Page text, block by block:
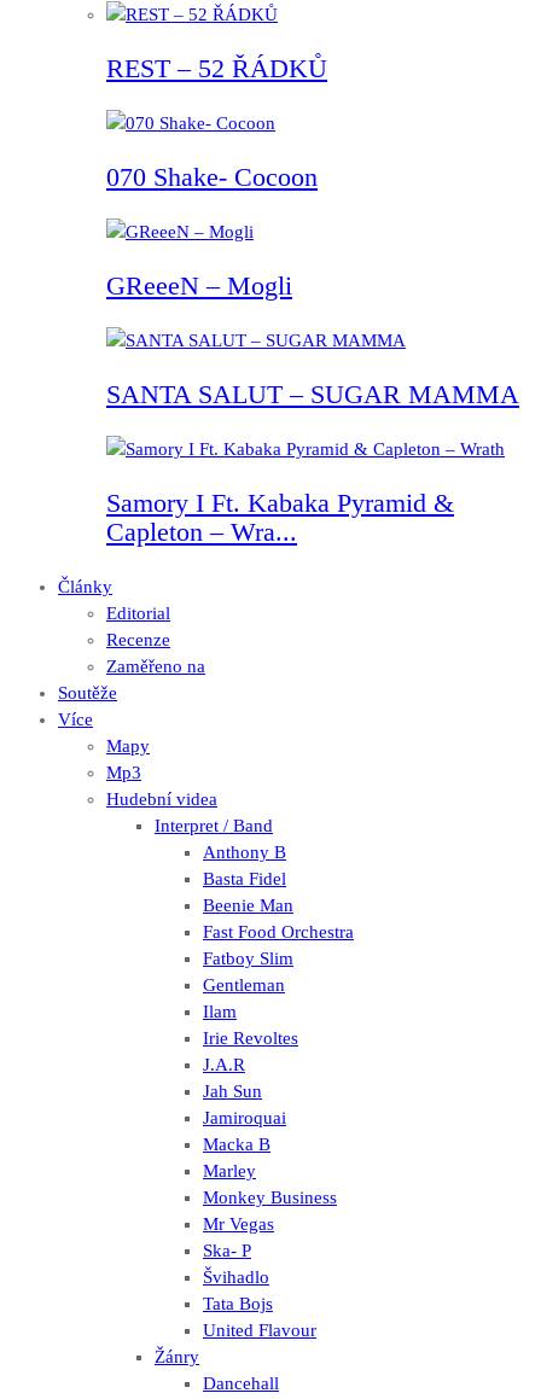
REST – 52 ŘÁDKŮ
070 Shake- Cocoon
GReeeN – Mogli
SANTA SALUT – SUGAR MAMMA
Samory I Ft. Kabaka Pyramid &
Capleton – Wra...
Články
Editorial
Recenze
Zaměřeno na
Soutěže
Více
Mapy
Mp3
Hudební videa
Interpret / Band
Anthony B
Basta Fidel
Beenie Man
Fast Food Orchestra
Fatboy Slim
Gentleman
Ilam
Irie Revoltes
J.A.R
Jah Sun
Jamiroquai
Macka B
Marley
Monkey Business
Mr Vegas
Ska- P
Švihadlo
Tata Bojs
United Flavour
Žánry
Dancehall